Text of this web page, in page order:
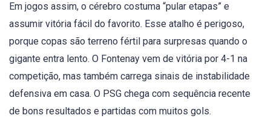
Em jogos assim, o cérebro costuma “pular etapas” e
assumir vitória fácil do favorito. Esse atalho é perigoso,
porque copas são terreno fértil para surpresas quando o
gigante entra lento. O Fontenay vem de vitória por 4-1 na
competição, mas também carrega sinais de instabilidade
defensiva em casa. O PSG chega com sequência recente
de bons resultados e partidas com muitos gols.